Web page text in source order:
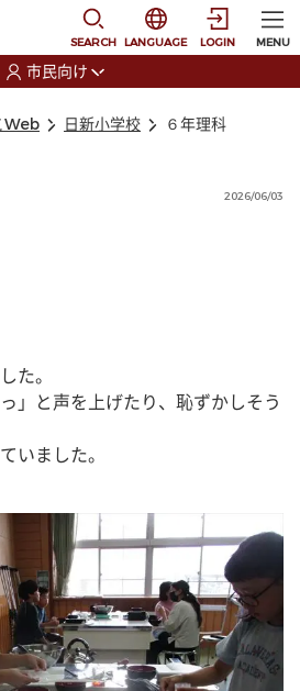
SEARCH
選択すると言語の切
LANGUAGE LOGIN MENU
市民向け
Web 日新小学校 ６年理科
2026/06/03
た。
」と声を上げたり、恥ずかしそう
いました。